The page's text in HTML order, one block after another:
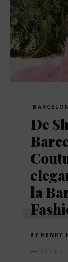
De
la
BY HENRY
ABRIL